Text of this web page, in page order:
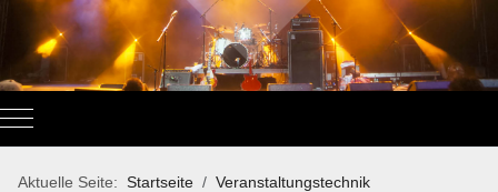
Mobile Menu Toggle
Aktuelle Seite: Startseite
Veranstaltungstechnik